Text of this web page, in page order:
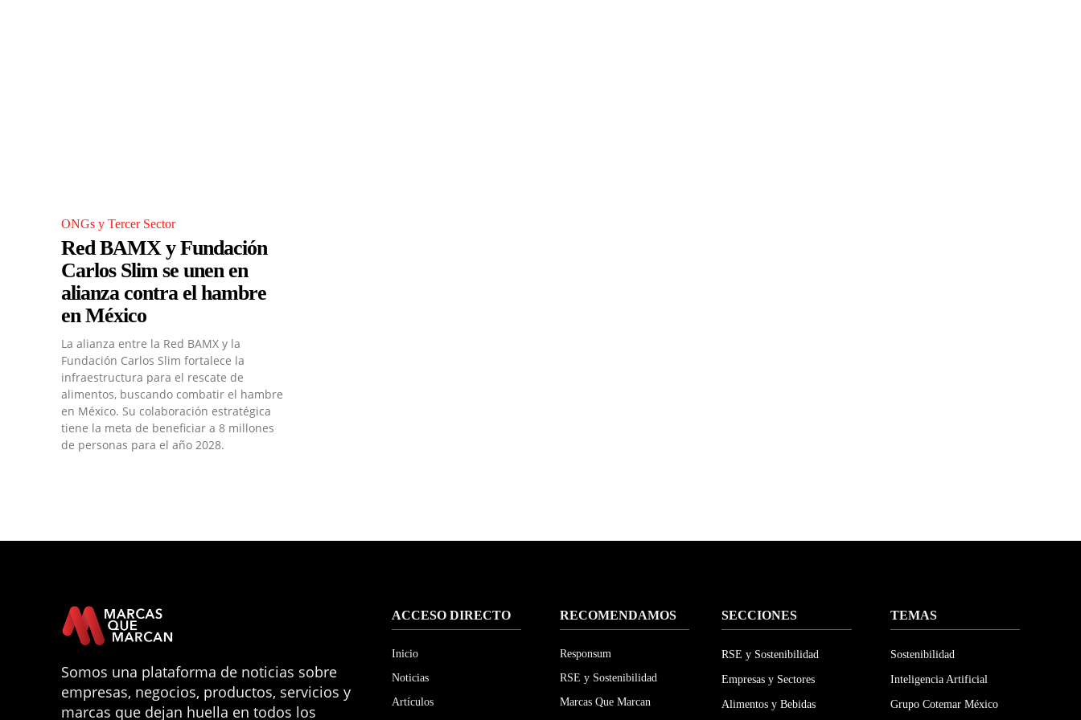
ONGs y Tercer Sector
Red BAMX y Fundación
Carlos Slim se unen en
alianza contra el hambre
en México
La alianza entre la Red BAMX y la
Fundación Carlos Slim fortalece la
infraestructura para el rescate de
alimentos, buscando combatir el hambre
en México. Su colaboración estratégica
tiene la meta de beneficiar a 8 millones
de personas para el año 2028.
Somos una plataforma de noticias sobre
empresas, negocios, productos, servicios y
marcas que dejan huella en todos los
ACCESO DIRECTO
Inicio
Noticias
Artículos
RECOMENDAMOS
Responsum
RSE y Sostenibilidad
Marcas Que Marcan
SECCIONES
RSE y Sostenibilidad
Empresas y Sectores
Alimentos y Bebidas
TEMAS
Sostenibilidad
Inteligencia Artificial
Grupo Cotemar México